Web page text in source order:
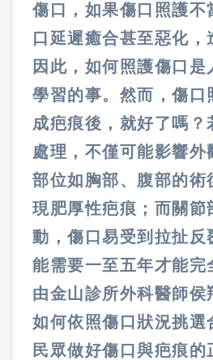
傷口，如果傷口照護不
口延遲癒合甚至惡化，
因此，如何照護傷口是
學習的事。然而，傷口
成疤痕後，就好了嗎？
處理，不僅可能影響外
部位如胸部、腹部的術
現肥厚性疤痕；而關節
動，傷口易受到拉扯反
能需要一至五年才能完
由金山診所外科醫師侯
如何依照傷口狀況挑選
民眾做好傷口與疤痕的